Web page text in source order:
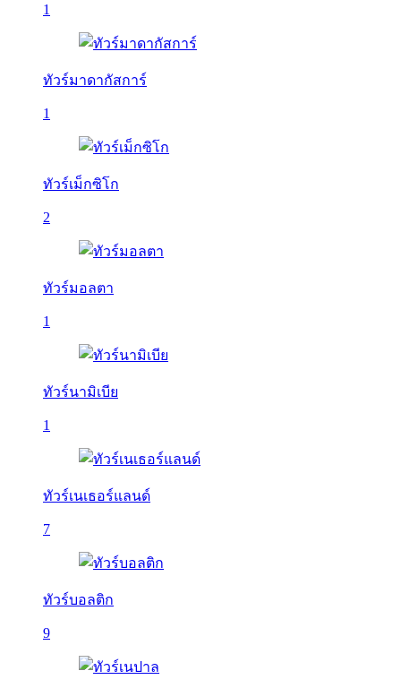
1
ทัวร์มาดากัสการ์
1
ทัวร์เม็กซิโก
2
ทัวร์มอลตา
1
ทัวร์นามิเบีย
1
ทัวร์เนเธอร์แลนด์
7
ทัวร์บอลติก
9